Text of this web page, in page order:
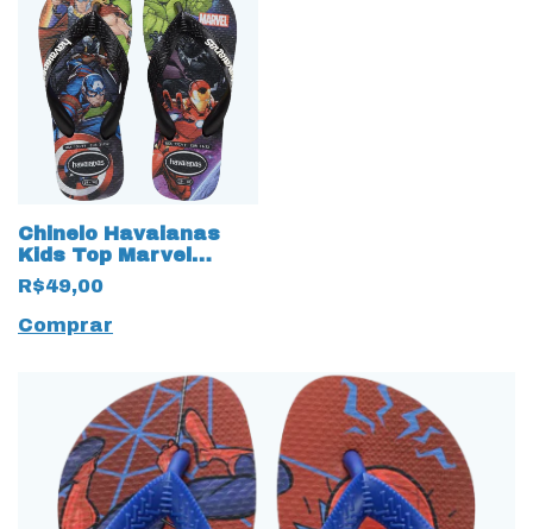
Chinelo Havaianas
Kids Top Marvel
Vingadores 18329
Preto
R$49,00
Comprar